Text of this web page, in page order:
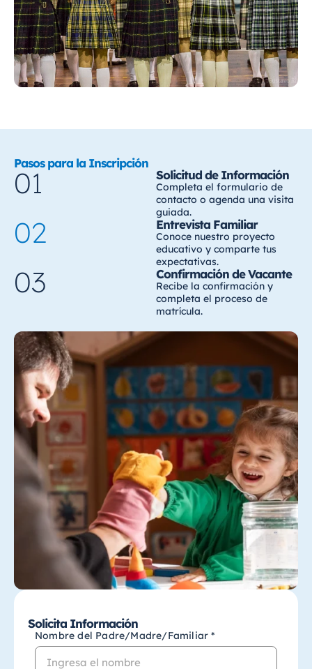
Pasos para la Inscripción
01 Solicitud de Información
Completa el formulario de
contacto o agenda una visita
guiada.
02 Entrevista Familiar
Conoce nuestro proyecto
educativo y comparte tus
expectativas.
03 Confirmación de Vacante
Recibe la confirmación y
completa el proceso de
matrícula.
Solicita Información
Nombre del Padre/Madre/Familiar *